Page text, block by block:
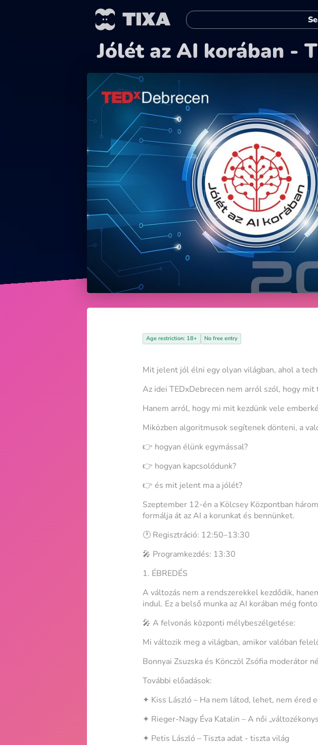
Jólét az AI korában -
Age restriction: 18+ No free entry
Mit jelent jól élni egy olyan világban, ahol a
Az idei TEDxDebrecen nem arról szól, hogy mit
Hanem arról, hogy mi mit kezdünk vele
Miközben algoritmusok segítenek dönteni, a
👉 hogyan élünk egymással?
👉 hogyan kapcsolódunk?
👉 és mit jelent ma a jólét?
Szeptember 12-én a Kölcsey Központban
formálja át az AI a korunkat és bennünket.
🕐 Regisztráció: 12:50–13:30
🎤 Programkezdés: 13:30
1. ÉBREDÉS
A változás nem a rendszerekkel kezdődik,
indul. Ez a belső munka az AI korában még
🎤 A felvonás központi mélybeszélgetése:
Mi változik meg a világban, amikor valóban
Bonnyai Zsuzska és Könczöl Zsófia moderátor
További előadások:
✦ Kiss László – Ha nem látod, lehet, nem éred
✦ Rieger-Nagy Éva Katalin – A női
✦ Petis László – Tiszta adat - tiszta világ